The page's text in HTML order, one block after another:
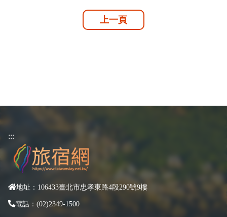
上一頁
:::
地址：106433臺北市忠孝東路4段290號9樓
電話：(02)2349-1500